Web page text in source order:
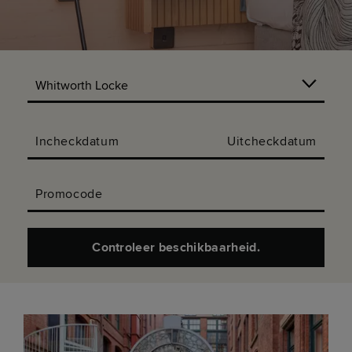
Incheckdatum Uitcheckdatum
Promocode
Controleer beschikbaarheid.